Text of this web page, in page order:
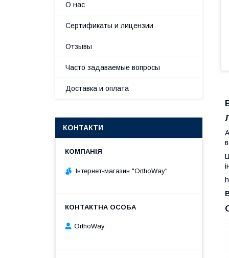
О нас
Сертификаты и лицензии
Отзывы
Часто задаваемые вопросы
Доставка и оплата
КОНТАКТИ
Інтернет-магазин "OrthoWay"
OrthoWay